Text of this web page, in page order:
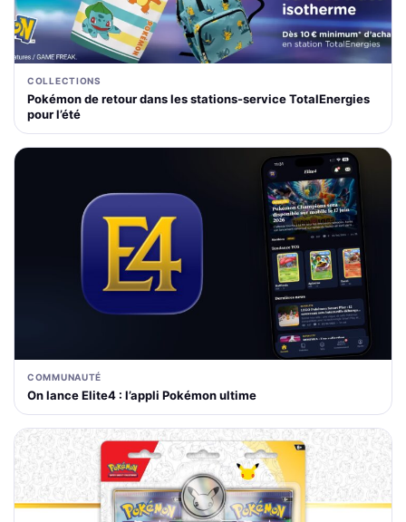
COLLECTIONS
Pokémon de retour dans les stations-service TotalEnergies
pour l’été
COMMUNAUTÉ
On lance Elite4 : l’appli Pokémon ultime